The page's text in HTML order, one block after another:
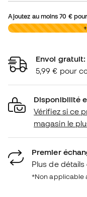
Ajoutez au moins70 €
0,00 €
Envoi
5,99 € pour
Disponibilité
Vérifiez si ce
magasin le
Premier
Plus de
*Non applicable